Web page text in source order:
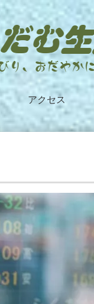
アクセス